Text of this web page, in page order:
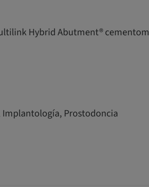
Hybrid Abutment® cementom
Prostodoncia